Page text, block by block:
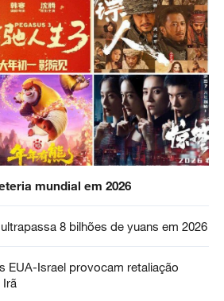
mundial em 2026
8 bilhões de yuans em 2026
EUA-Israel provocam retaliação
Irã